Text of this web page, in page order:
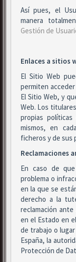
Así pues, el
manera
Gestión de
Enlaces a sitios
El Sitio Web
permiten
El Sitio Web, y
Web. Los
propias
mismos, en
ficheros y de sus
Reclamaciones
En caso de
problema o
en la que se
derecho a la
reclamación
en el Estado en
de trabajo o
España, la
Protección de